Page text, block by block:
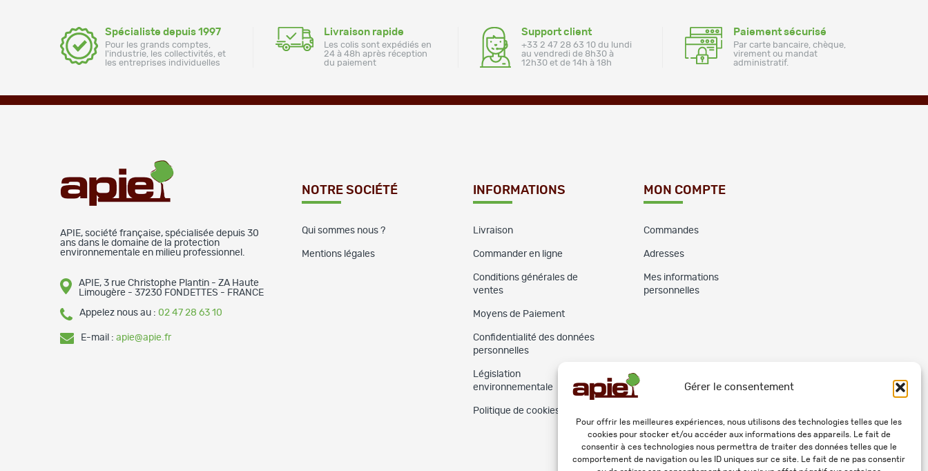
Gérer le consentement
Pour offrir les meilleures expériences, nous utilisons des technologies telles que les
cookies pour stocker et/ou accéder aux informations des appareils. Le fait de
consentir à ces technologies nous permettra de traiter des données telles que le
comportement de navigation ou les ID uniques sur ce site. Le fait de ne pas consentir
Spécialiste depuis 1997
Pour les grands comptes,
l'industrie, les collectivités, et
les entreprises individuelles
Livraison rapide
Les colis sont expédiés en
24 à 48h après réception
du paiement
Support client
+33 2 47 28 63 10 du lundi
au vendredi de 8h30 à
12h30 et de 14h à 18h
Paiement sécurisé
Par carte bancaire, chèque,
virement ou mandat
administratif.
APIE, société française, spécialisée depuis 30
ans dans le domaine de la protection
environnementale en milieu professionnel.
APIE, 3 rue Christophe Plantin - ZA Haute
Limougère - 37230 FONDETTES - FRANCE
Appelez nous au : 02 47 28 63 10
E-mail : apie@apie.fr
NOTRE SOCIÉTÉ
Qui sommes nous ?
Mentions légales
INFORMATIONS
Livraison
Commander en ligne
Conditions générales de
ventes
Moyens de Paiement
Confidentialité des données
personnelles
Législation
environnementale
Politique de cookies (UE)
MON COMPTE
Commandes
Adresses
Mes informations
personnelles